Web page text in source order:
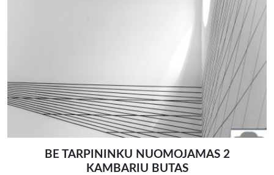
BE TARPININKU NUOMOJAMAS 2
KAMBARIU BUTAS